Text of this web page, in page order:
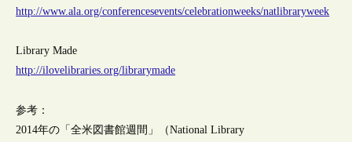
http://www.ala.org/conferencesevents/celebrationweeks/natlibraryweek
Library Made
http://ilovelibraries.org/librarymade
参考：
2014年の「全米図書館週間」（National Library